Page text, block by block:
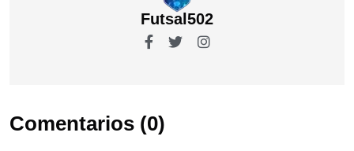
Futsal502
Comentarios (0)